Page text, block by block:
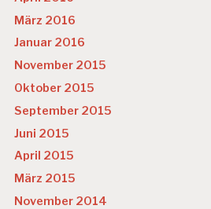
März 2016
Januar 2016
November 2015
Oktober 2015
September 2015
Juni 2015
April 2015
März 2015
November 2014